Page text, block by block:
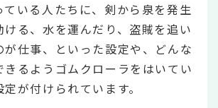
いる人たちに、剣から泉を発生
ける、水を運んだり、盗賊を追い
仕事、といった設定や、どんな
るようゴムクローラをはいてい
が付けられています。